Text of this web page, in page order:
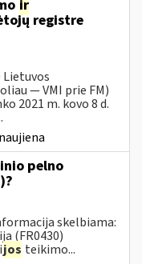
ir
registre
― VMI prie FM)
2021 m. kovo 8 d.
pelno
skelbiama:
(FR0430)
jos teikimo...